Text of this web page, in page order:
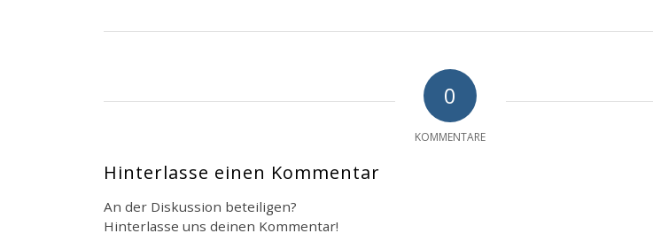
0
KOMMENTARE
Hinterlasse einen Kommentar
An der Diskussion beteiligen?
Hinterlasse uns deinen Kommentar!